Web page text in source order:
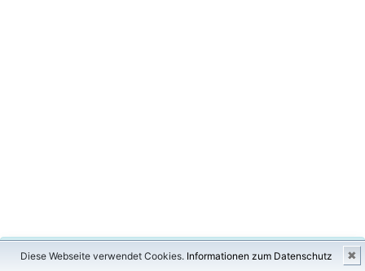
Diese Webseite verwendet Cookies. Informationen zum Datenschutz ✖
×